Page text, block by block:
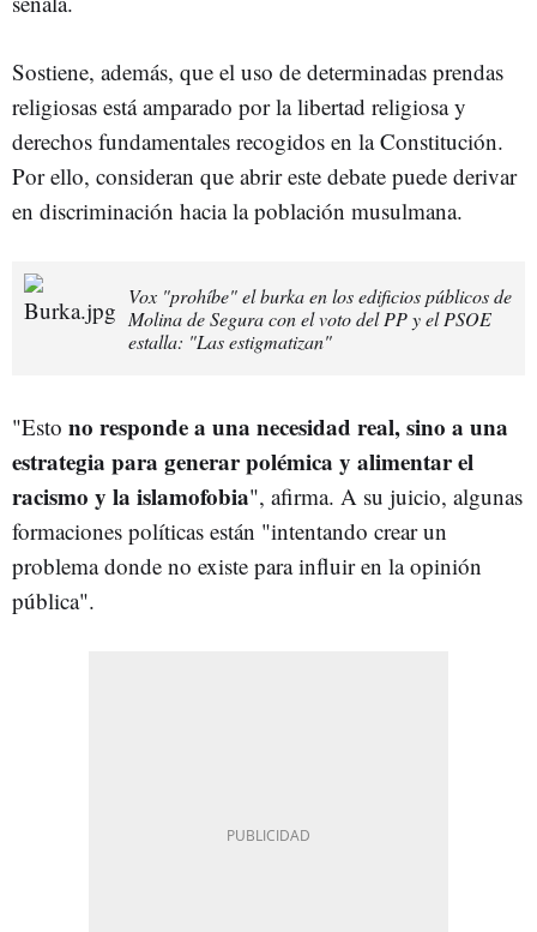
Sostiene, además, que el uso de determinadas prendas
religiosas está amparado por la libertad religiosa y
derechos fundamentales recogidos en la Constitución.
Por ello, consideran que abrir este debate puede derivar
en discriminación hacia la población musulmana.
Vox "prohíbe" el burka en los edificios públicos de
Molina de Segura con el voto del PP y el PSOE
estalla: "Las estigmatizan"
"Esto no responde a una necesidad real, sino a una
estrategia para generar polémica y alimentar el
racismo y la islamofobia", afirma. A su juicio, algunas
formaciones políticas están "intentando crear un
problema donde no existe para influir en la opinión
pública".